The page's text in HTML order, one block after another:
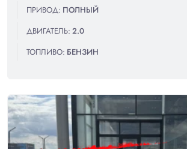
ПРИВОД: ПОЛНЫЙ
ДВИГАТЕЛЬ: 2.0
ТОПЛИВО: БЕНЗИН